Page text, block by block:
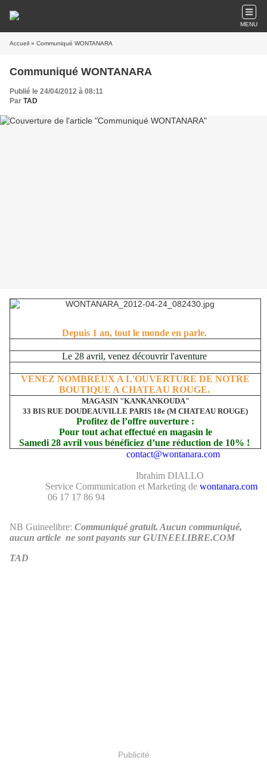
MENU
Accueil » Communiqué WONTANARA
Communiqué WONTANARA
Publié le 24/04/2012 à 08:11
Par TAD
Depuis 1 an, tout le monde en parle.
Le 28 avril, venez découvrir l'aventure
VENEZ NOMBREUX A L'OUVERTURE DE NOTRE
BOUTIQUE A CHATEAU ROUGE.
MAGASIN "KANKANKOUDA"
33 BIS RUE DOUDEAUVILLE PARIS 18e (M CHATEAU ROUGE)
Profitez de l’offre ouverture :
Pour tout achat effectué en magasin le
Samedi 28 avril vous bénéficiez d’une réduction de 10% !
contact@wontanara.com
Ibrahim DIALLO
Service Communication et Marketing de wontanara.com
06 17 17 86 94
NB Guineelibre: Communiqué gratuit. Aucun communiqué,
aucun article ne sont payants sur GUINEELIBRE.COM
TAD
Publicité